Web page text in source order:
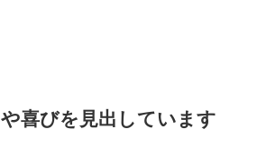
喜びを見出しています